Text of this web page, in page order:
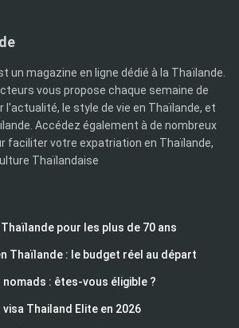
un magazine en ligne dédié à la Thaïlande.
vous propose chaque semaine de
l'actualité, le style de vie en Thaïlande, et
Accédez également à de nombreux
faciliter votre expatriation en Thaïlande,
Thaïlandaise
pour les plus de 70 ans
Thaïlande : le budget réel au départ
nomads : êtes-vous éligible ?
Thailand Elite en 2026